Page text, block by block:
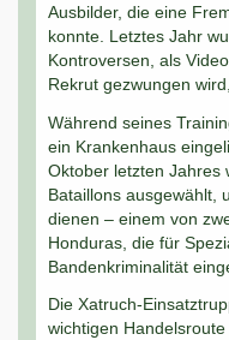
Ausbilder, die eine
konnte. Letztes Jahr
Kontroversen, als
Rekrut gezwungen
Während seines
ein Krankenhaus
Oktober letzten Jahres
Bataillons ausgewählt,
dienen – einem von
Honduras, die für
Bandenkriminalität
Die Xatruch-
wichtigen